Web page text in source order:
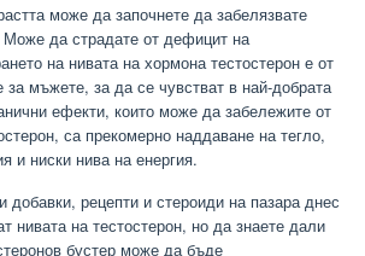
може да започнете да забелязвате
да страдате от дефицит на
на нивата на хормона тестостерон е от
мъжете, за да се чувстват в най-добрата
ефекти, които може да забележите от
са прекомерно наддаване на тегло,
и ниски нива на енергия.
добавки, рецепти и стероиди на пазара днес
нивата на тестостерон, но да знаете дали
бустер може да бъде